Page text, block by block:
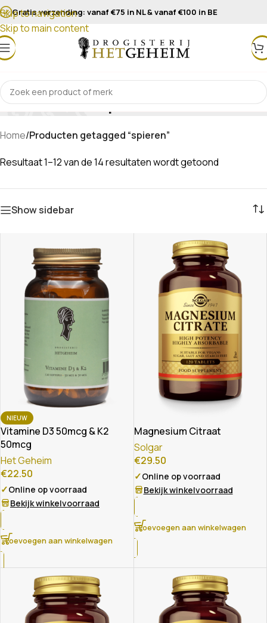
Skip to navigation
Skip to main content
Gratis verzending: vanaf €75 in NL & vanaf €100 in BE
spieren
Home/Producten getagged “spieren”
Resultaat 1–12 van de 14 resultaten wordt getoond
Show sidebar
NIEUW
Vitamine D3 50mcg & K2
50mcg
Het Geheim
€22.50
✓Online op voorraad
Bekijk winkelvoorraad
Toevoegen aan winkelwagen
Magnesium Citraat
Solgar
€29.50
✓Online op voorraad
Bekijk winkelvoorraad
Toevoegen aan winkelwagen